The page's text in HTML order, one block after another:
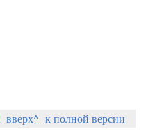
вверх^ к полной версии